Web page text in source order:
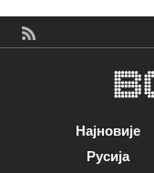
Најновије
Русија